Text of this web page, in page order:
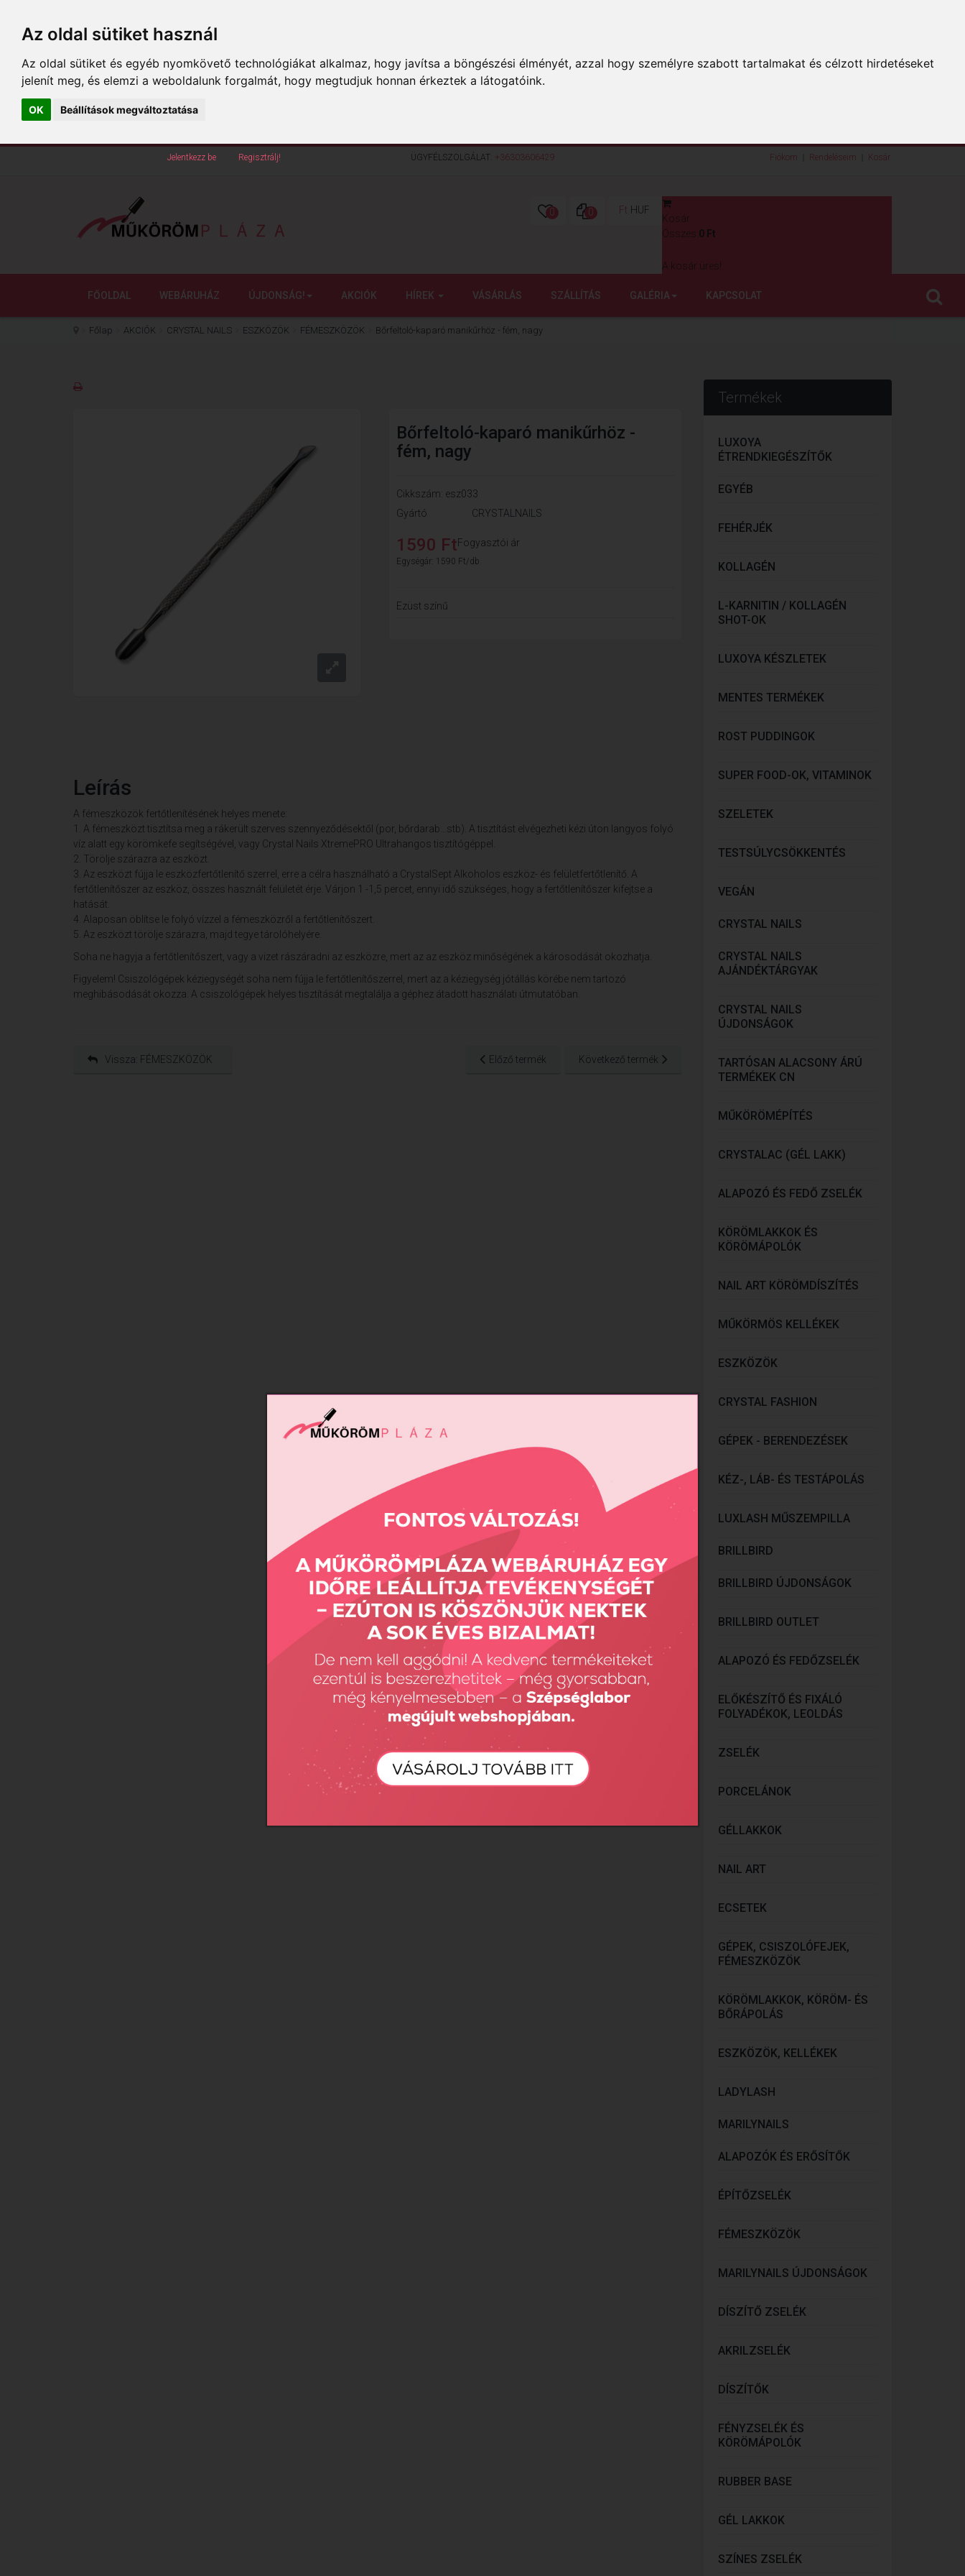
Az oldal sütiket használ
Az oldal sütiket és egyéb nyomkövető technológiákat alkalmaz, hogy javítsa a böngészési élményét, azzal hogy személyre szabott tartalmakat és célzott hirdetéseket
jelenít meg, és elemzi a weboldalunk forgalmát, hogy megtudjuk honnan érkeztek a látogatóink.
OK Beállítások megváltoztatása
Jelentkezz be Regisztrálj! ÜGYFÉLSZOLGÁLAT: +36303606429 Fiókom Rendeléseim Kosár
0 0 Ft HUF
Kosár
Összes: 0 Ft
A kosár üres!
FŐOLDAL WEBÁRUHÁZ ÚJDONSÁG! AKCIÓK HÍREK VÁSÁRLÁS SZÁLLÍTÁS GALÉRIA KAPCSOLAT
Főlap AKCIÓK CRYSTAL NAILS ESZKÖZÖK FÉMESZKÖZÖK Bőrfeltoló-kaparó manikűrhöz - fém, nagy
Bőrfeltoló-kaparó manikűrhöz -
fém, nagy
Cikkszám: esz033
Gyártó
CRYSTALNAILS
Fogyasztói ár
1590 Ft
Egységár: 1590 Ft/db
Ezüst színű
Leírás
A fémeszközök fertőtlenítésének helyes menete:
1. A fémeszközt tisztítsa meg a rákerült szerves szennyeződésektől (por, bőrdarab…stb). A tisztítást elvégezheti kézi úton langyos folyó
víz alatt egy körömkefe segítségével, vagy Crystal Nails XtremePRO Ultrahangos tisztítógéppel.
2. Törölje szárazra az eszközt.
3. Az eszközt fújja le eszközfertőtlenítő szerrel, erre a célra használható a CrystalSept Alkoholos eszköz- és felületfertőtlenítő. A
fertőtlenítőszer az eszköz, összes használt felületét érje. Várjon 1 -1,5 percet, ennyi idő szükséges, hogy a fertőtlenítőszer kifejtse a
hatását.
4. Alaposan öblítse le folyó vízzel a fémeszközről a fertőtlenítőszert.
5. Az eszközt törölje szárazra, majd tegye tárolóhelyére.
Soha ne hagyja a fertőtlenítőszert, vagy a vizet rászáradni az eszközre, mert az az eszköz minőségének a károsodását okozhatja.
Figyelem! Csiszológépek kéziegységét soha nem fújja le fertőtlenítőszerrel, mert az a kéziegység jótállás körébe nem tartozó
meghibásodását okozza. A csiszológépek helyes tisztítását megtalálja a géphez átadott használati útmutatóban.
Vissza: FÉMESZKÖZÖK Előző termék Következő termék
Termékek
LUXOYA
ÉTRENDKIEGÉSZÍTŐK
EGYÉB
FEHÉRJÉK
KOLLAGÉN
L-KARNITIN / KOLLAGÉN
SHOT-OK
LUXOYA KÉSZLETEK
MENTES TERMÉKEK
ROST PUDDINGOK
SUPER FOOD-OK, VITAMINOK
SZELETEK
TESTSÚLYCSÖKKENTÉS
VEGÁN
CRYSTAL NAILS
CRYSTAL NAILS
AJÁNDÉKTÁRGYAK
CRYSTAL NAILS
ÚJDONSÁGOK
TARTÓSAN ALACSONY ÁRÚ
TERMÉKEK CN
MŰKÖRÖMÉPÍTÉS
CRYSTALAC (GÉL LAKK)
ALAPOZÓ ÉS FEDŐ ZSELÉK
KÖRÖMLAKKOK ÉS
KÖRÖMÁPOLÓK
NAIL ART KÖRÖMDÍSZÍTÉS
MŰKÖRMÖS KELLÉKEK
ESZKÖZÖK
CRYSTAL FASHION
GÉPEK - BERENDEZÉSEK
KÉZ-, LÁB- ÉS TESTÁPOLÁS
LUXLASH MŰSZEMPILLA
BRILLBIRD
BRILLBIRD ÚJDONSÁGOK
BRILLBIRD OUTLET
ALAPOZÓ ÉS FEDŐZSELÉK
ELŐKÉSZÍTŐ ÉS FIXÁLÓ
FOLYADÉKOK, LEOLDÁS
ZSELÉK
PORCELÁNOK
GÉLLAKKOK
NAIL ART
ECSETEK
GÉPEK, CSISZOLÓFEJEK,
FÉMESZKÖZÖK
KÖRÖMLAKKOK, KÖRÖM- ÉS
BŐRÁPOLÁS
ESZKÖZÖK, KELLÉKEK
LADYLASH
MARILYNAILS
ALAPOZÓK ÉS ERŐSÍTŐK
ÉPÍTŐZSELÉK
FÉMESZKÖZÖK
MARILYNAILS ÚJDONSÁGOK
DÍSZÍTŐ ZSELÉK
AKRILZSELÉK
DÍSZÍTŐK
FÉNYZSELÉK ÉS
KÖRÖMÁPOLÓK
RUBBER BASE
GÉL LAKKOK
SZÍNES ZSELÉK